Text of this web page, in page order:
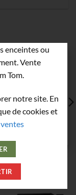
enceintes ou
Vente
Tom.
notre site. En
de cookies et